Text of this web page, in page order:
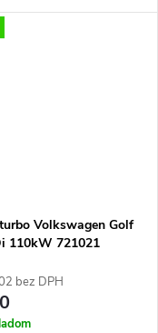
Volkswagen Golf
110kW 721021
bez DPH